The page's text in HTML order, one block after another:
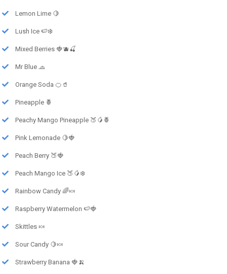
Lemon Lime 🍋
Lush Ice 🍉❄️
Mixed Berries 🍓🫐🍒
Mr Blue 🧢
Orange Soda 🍊🥤
Pineapple 🍍
Peachy Mango Pineapple 🍑🥭🍍
Pink Lemonade 🍋🍓
Peach Berry 🍑🍓
Peach Mango Ice 🍑🥭❄️
Rainbow Candy 🌈🍬
Raspberry Watermelon 🍉🍓
Skittles 🍬
Sour Candy 🍋🍬
Strawberry Banana 🍓🍌